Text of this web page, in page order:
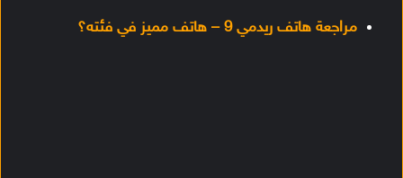
مراجعة هاتف ريدمي 9 – هاتف مميز في فئته؟